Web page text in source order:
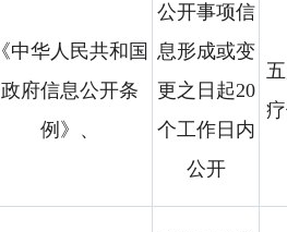
《中华人民共和国
政府信息公开条
例》、
公开事项信
息形成或变
更之日起20
个工作日内
公开